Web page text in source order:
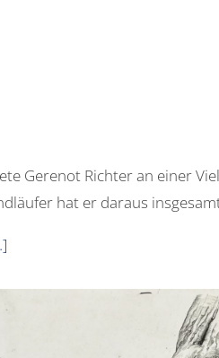
Gerenot Richter an einer
hat er daraus